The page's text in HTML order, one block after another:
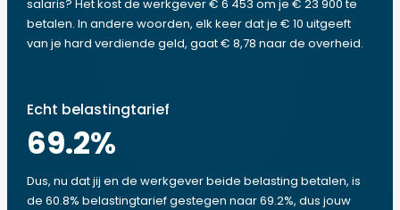
salaris? Het kost de werkgever € 6 453 om je € 23 900 te
betalen. In andere woorden, elk keer dat je € 10 uitgeeft
van je hard verdiende geld, gaat € 8,78 naar de overheid.
Echt belastingtarief
69.2%
Dus, nu dat jij en de werkgever beide belasting betalen, is
de 60.8% belastingtarief gestegen naar 69.2%, dus jouw